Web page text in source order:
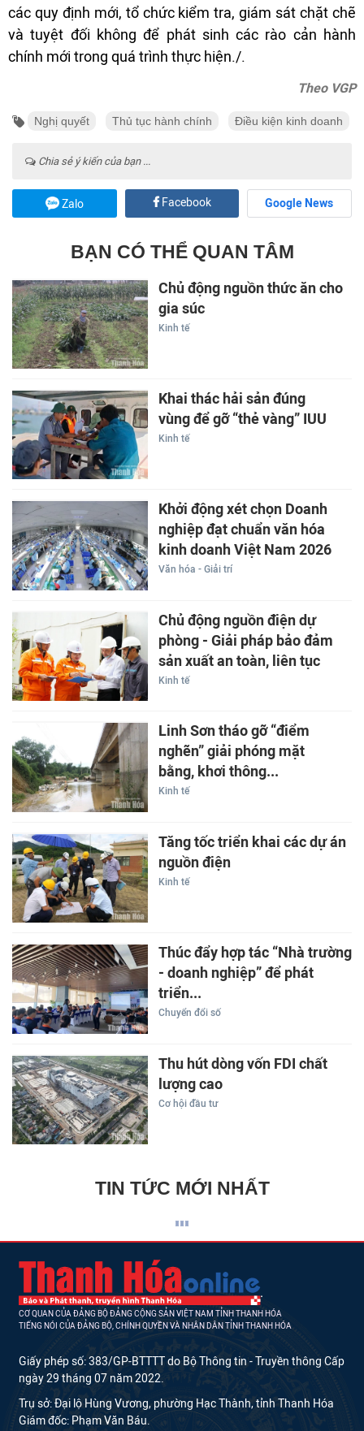
các quy định mới, tổ chức kiểm tra, giám sát chặt chẽ
và tuyệt đối không để phát sinh các rào cản hành
chính mới trong quá trình thực hiện./.
Theo VGP
Nghị quyết Thủ tục hành chính Điều kiện kinh doanh
Chia sẻ ý kiến của bạn ...
Zalo Facebook Google News
BẠN CÓ THỂ QUAN TÂM
Chủ động nguồn thức ăn cho
gia súc
Kinh tế
Khai thác hải sản đúng
vùng để gỡ “thẻ vàng” IUU
Kinh tế
Khởi động xét chọn Doanh
nghiệp đạt chuẩn văn hóa
kinh doanh Việt Nam 2026
Văn hóa - Giải trí
Chủ động nguồn điện dự
phòng - Giải pháp bảo đảm
sản xuất an toàn, liên tục
Kinh tế
Linh Sơn tháo gỡ “điểm
nghẽn” giải phóng mặt
bằng, khơi thông...
Kinh tế
Tăng tốc triển khai các dự án
nguồn điện
Kinh tế
Thúc đẩy hợp tác “Nhà trường
- doanh nghiệp” để phát
triển...
Chuyển đổi số
Thu hút dòng vốn FDI chất
lượng cao
Cơ hội đầu tư
TIN TỨC MỚI NHẤT
CƠ QUAN CỦA ĐẢNG BỘ ĐẢNG CỘNG SẢN VIỆT NAM TỈNH THANH HÓA
TIẾNG NÓI CỦA ĐẢNG BỘ, CHÍNH QUYỀN VÀ NHÂN DÂN TỈNH THANH HÓA
Giấy phép số: 383/GP-BTTTT do Bộ Thông tin - Truyền thông Cấp
ngày 29 tháng 07 năm 2022.
Trụ sở: Đại lộ Hùng Vương, phường Hạc Thành, tỉnh Thanh Hóa
Giám đốc: Phạm Văn Báu.